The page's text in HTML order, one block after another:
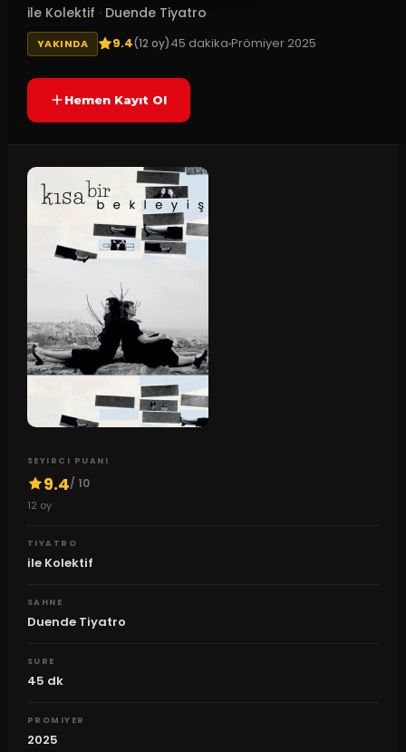
ile Kolektif · Duende Tiyatro
YAKINDA 9.4(12 oy)45 dakikaPrömiyer 2025
Hemen Kayıt Ol
SEYIRCI PUANI
9.4/ 10
12 oy
TIYATRO
ile Kolektif
SAHNE
Duende Tiyatro
SURE
45 dk
PROMIYER
2025